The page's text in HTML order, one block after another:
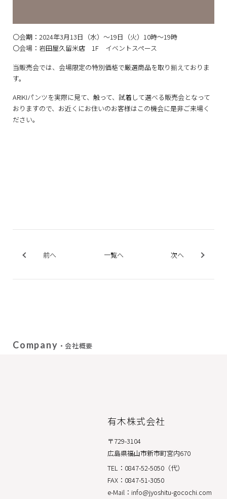
〇会期：2024年3月13日（水）～19日（火）10時～19時
〇会場：岩田屋久留米店 1F イベントスペース
当販売会では、会場限定の特別価格で厳選商品を取り揃えておりま
す。
ARIKIパンツを実際に見て、触って、試着して選べる販売会となって
おりますので、お近くにお住いのお客様はこの機会に是非ご来場く
ださい。
前へ 一覧へ 次へ
Company ・会社概要
有木株式会社
〒729-3104
広島県福山市新市町宮内670
TEL：0847-52-5050（代）
FAX：0847-51-3050
e-Mail：info@jyoshitu-gocochi.com